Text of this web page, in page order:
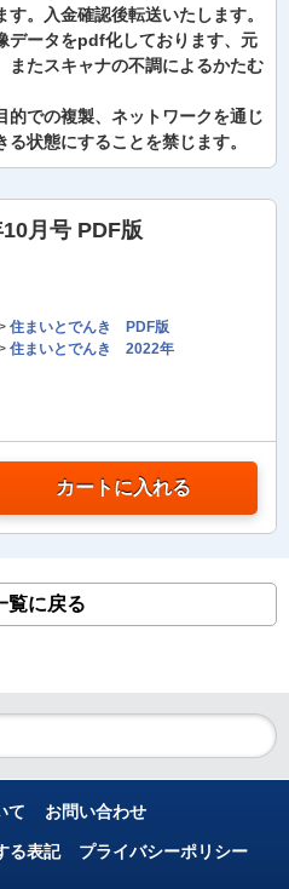
す。入金確認後転送いたします。
データをpdf化しております、元
またスキャナの不調によるかたむ
的での複製、ネットワークを通じ
状態にすることを禁じます。
月号 PDF版
住まいとでんき PDF版
住まいとでんき 2022年
カートに入れる
覧に戻る
て お問い合わせ
る表記 プライバシーポリシー